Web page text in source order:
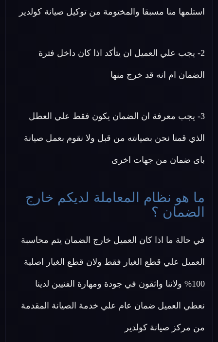
استلمها منا مسبقا والمختومة من توكيل صيانة كولدير
2- يجب علي العميل ان يتأكد اذا كان داخل فترة
الضمان ام انه قد خرج منها
3- يجب معرفة ان الضمان يكون فقط علي العطل
الذي قمنا نحن بصيانته من قبل ولا نقوم بعمل صيانة
باى ضمان من جهات اخرى
ما هو نظام المعاملة لديكم خارج
الضمان ؟
في حالة ما اذا كان العميل خارج الضمان يتم محاسبة
العميل علي قطع الغيار فقط ولان قطع الغيار اصلية
100% ولاننا واثقون في جودة ومهارة الفنيين لدينا
نعطي العميل ضمان عام علي خدمة الصيانة المقدمة
من مركز صيانة كولدير